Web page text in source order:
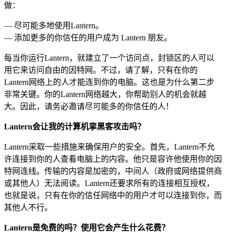
做：
— 尽可能多地使用Lantern。
— 添加更多的你信任的用户成为 Lantern 朋友。
每当你运行Lantern，就建立了一个访问点，封锁区的人可以
用它来访问自由的因特网。不过，请了解，只有在你的
Lantern网络上的人才能连到你的电脑。这也是为什么第二步
非常关键。你的Lantern网络越大，你帮助别人的机会就越
大。因此，请务必邀请尽可能多的你信任的人！
Lantern会让我的计算机挛黑客攻击吗？
Lantern采取一些措施来确保用户的安全。首先，Lantern不允
许连接到你的人查看电脑上的内容。他只是容许他使用你的因
特网连线。传输的内容是加密的，中间人（政府或网络提供商
或其他人）无法阅读。Lantern还要求所有的连接相互授权，
也就是说，只有在你的信任网络中的用户才可以连接到你，而
其他人不行。
Lantern是免费的吗？使用它会产生什么花费？